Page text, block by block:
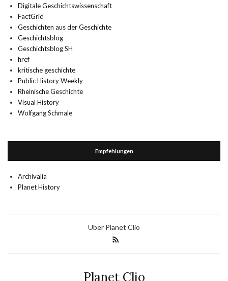
Digitale Geschichtswissenschaft
FactGrid
Geschichten aus der Geschichte
Geschichtsblog
Geschichtsblog SH
href
kritische geschichte
Public History Weekly
Rheinische Geschichte
Visual History
Wolfgang Schmale
Empfehlungen
Archivalia
Planet History
Über Planet Clio
Planet Clio